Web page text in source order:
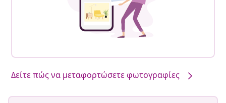
Δείτε πώς να μεταφορτώσετε φωτογραφίες